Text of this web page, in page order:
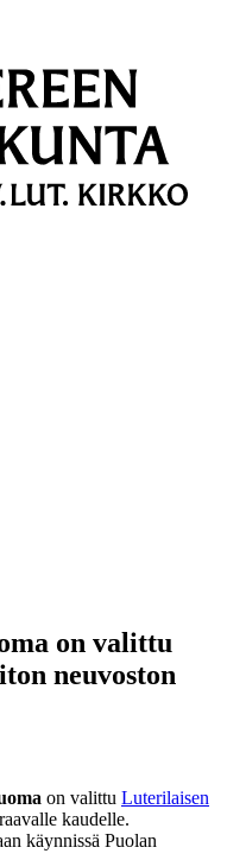
on valittu
neuvoston
on valittu Luterilaisen
kaudelle.
käynnissä Puolan